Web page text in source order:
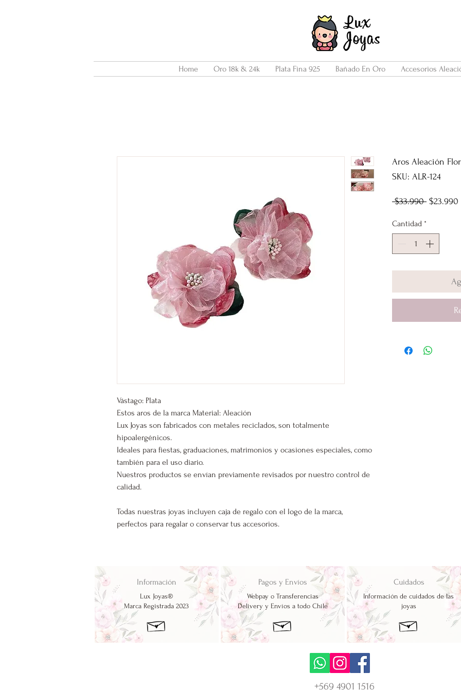
Home Oro 18k & 24k Plata Fina 925 Bañado En Oro Accesorios
Vástago: Plata
Estos aros de la marca Material: Aleación
Lux Joyas son fabricados con metales reciclados, son totalmente
hipoalergénicos.
Ideales para fiestas, graduaciones, matrimonios y ocasiones especiales, como
también para el uso diario.
Nuestros productos se envían previamente revisados por nuestro control de
calidad.
Todas nuestras joyas incluyen caja de regalo con el logo de la marca,
perfectos para regalar o conservar tus accesorios.
Aros Aleación
SKU: ALR-124
$33.990 Precio
$23.990
Cantidad *
Información
Lux Joyas®
Marca Registrada 2023
Pagos y Envíos
Webpay o Transferencias
Delivery y Envíos a todo Chile
Cuidados
Información de cuidados de las
joyas
+569 4901 1516